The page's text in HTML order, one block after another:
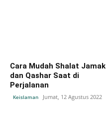
Cara Mudah Shalat Jamak
dan Qashar Saat di
Perjalanan
Keislaman Jumat, 12 Agustus 2022